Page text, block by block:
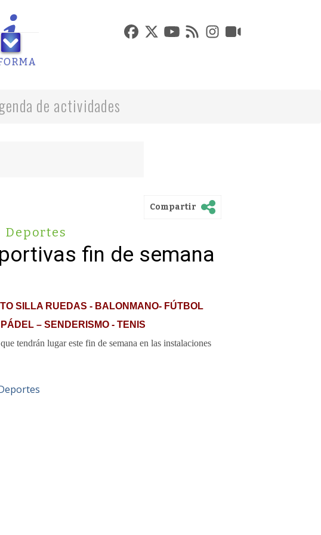
de actividades
Compartir
Deportes
fin de semana
SILLA RUEDAS - BALONMANO- FÚTBOL
– SENDERISMO - TENIS
tendrán lugar este fin de semana en las instalaciones